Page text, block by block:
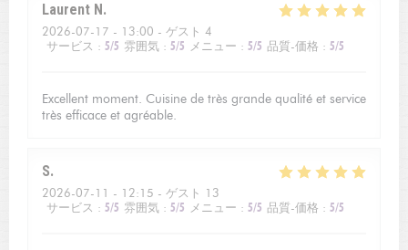
Laurent N
2026-07-17 - 13:00 - ゲスト 4
サービス : 5/5 雰囲気 : 5/5 メニュー : 5/5 品質-価格 : 5/5
Excellent moment. Cuisine de très grande qualité et service
très efficace et agréable.
S
2026-07-11 - 12:15 - ゲスト 13
サービス : 5/5 雰囲気 : 5/5 メニュー : 5/5 品質-価格 : 5/5